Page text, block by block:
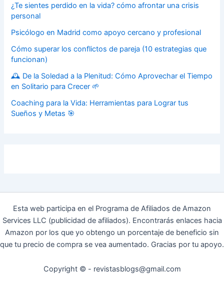
¿Te sientes perdido en la vida? cómo afrontar una crisis
personal
Psicólogo en Madrid como apoyo cercano y profesional
Cómo superar los conflictos de pareja (10 estrategias que
funcionan)
🕰️ De la Soledad a la Plenitud: Cómo Aprovechar el Tiempo
en Solitario para Crecer 🌱
Coaching para la Vida: Herramientas para Lograr tus
Sueños y Metas 🎯
Esta web participa en el Programa de Afiliados de Amazon
Services LLC (publicidad de afiliados). Encontrarás enlaces hacia
Amazon por los que yo obtengo un porcentaje de beneficio sin
que tu precio de compra se vea aumentado. Gracias por tu apoyo.
Copyright © - revistasblogs@gmail.com